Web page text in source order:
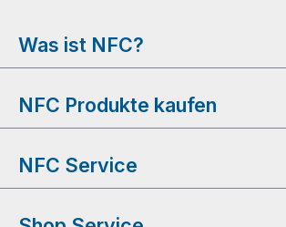
Was ist NFC?
NFC Produkte kaufen
NFC Service